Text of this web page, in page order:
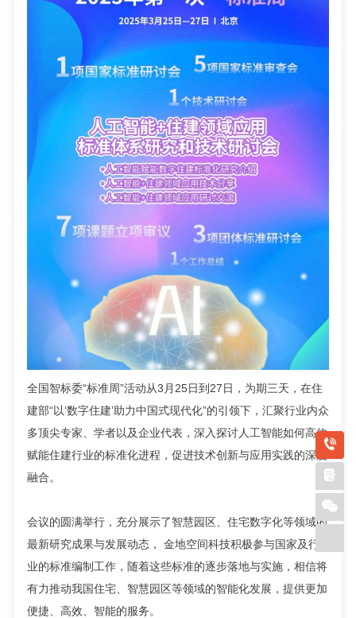
全国智标委“标准周”活动从3月25日到27日，为期三天，在住
建部“以‘数字住建’助力中国式现代化”的引领下，汇聚行业内众
多顶尖专家、学者以及企业代表，深入探讨人工智能如何高效
赋能住建行业的标准化进程，促进技术创新与应用实践的深度
融合。
会议的圆满举行，充分展示了智慧园区、住宅数字化等领域的
最新研究成果与发展动态， 金地空间科技积极参与国家及行
业的标准编制工作，随着这些标准的逐步落地与实施，相信将
有力推动我国住宅、智慧园区等领域的智能化发展，提供更加
便捷、高效、智能的服务。